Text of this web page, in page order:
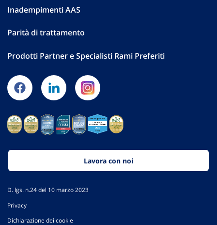
Inadempimenti AAS
Parità di trattamento
Prodotti Partner e Specialisti Rami Preferiti
Lavora con noi
D. lgs. n.24 del 10 marzo 2023
Privacy
Dichiarazione dei cookie